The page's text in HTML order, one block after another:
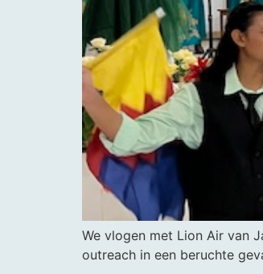
We vlogen met Lion Air van
outreach in een beruchte